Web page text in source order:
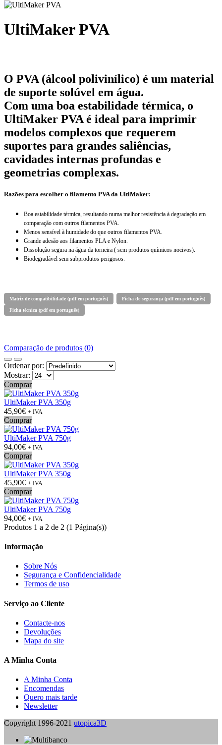
UltiMaker PVA
O PVA (álcool polivinílico) é um material
de suporte solúvel em água.
Com uma boa estabilidade térmica, o
UltiMaker PVA é ideal para imprimir
modelos complexos que requerem
suportes para grandes saliências,
cavidades internas profundas e
geometrias complexas.
Razões para escolher o filamento PVA da UltiMaker:
Boa estabilidade térmica, resultando numa melhor resistência à degradação em
comparação com outros filamentos PVA.
Menos sensível à humidade do que outros filamentos PVA.
Grande adesão aos filamentos PLA e Nylon.
Dissolução segura na água da torneira ( sem produtos químicos nocivos).
Biodegradável sem subprodutos perigosos.
Matriz de compatibilidade (pdf em português) Ficha de segurança (pdf em português)
Ficha técnica (pdf em português)
Comparação de produtos (0)
Ordenar por:
Mostrar:
Comprar
UltiMaker PVA 350g
45,90€ + IVA
Comprar
UltiMaker PVA 750g
94,00€ + IVA
Comprar
UltiMaker PVA 350g
45,90€ + IVA
Comprar
UltiMaker PVA 750g
94,00€ + IVA
Produtos 1 a 2 de 2 (1 Página(s))
Informação
Sobre Nós
Segurança e Confidencialidade
Termos de uso
Serviço ao Cliente
Contacte-nos
Devoluções
Mapa do site
A Minha Conta
A Minha Conta
Encomendas
Quero mais tarde
Newsletter
Copyright 1996-2021 utopica3D